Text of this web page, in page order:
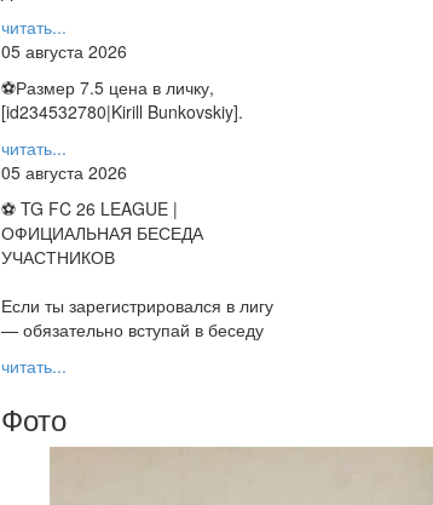
читать...
05 августа 2026
⚽️Размер 7.5 цена в личку,
[id234532780|Kirill Bunkovskiy].
читать...
05 августа 2026
⚽ TG FC 26 LEAGUE |
ОФИЦИАЛЬНАЯ БЕСЕДА
УЧАСТНИКОВ
Если ты зарегистрировался в лигу
— обязательно вступай в беседу
читать...
Фото